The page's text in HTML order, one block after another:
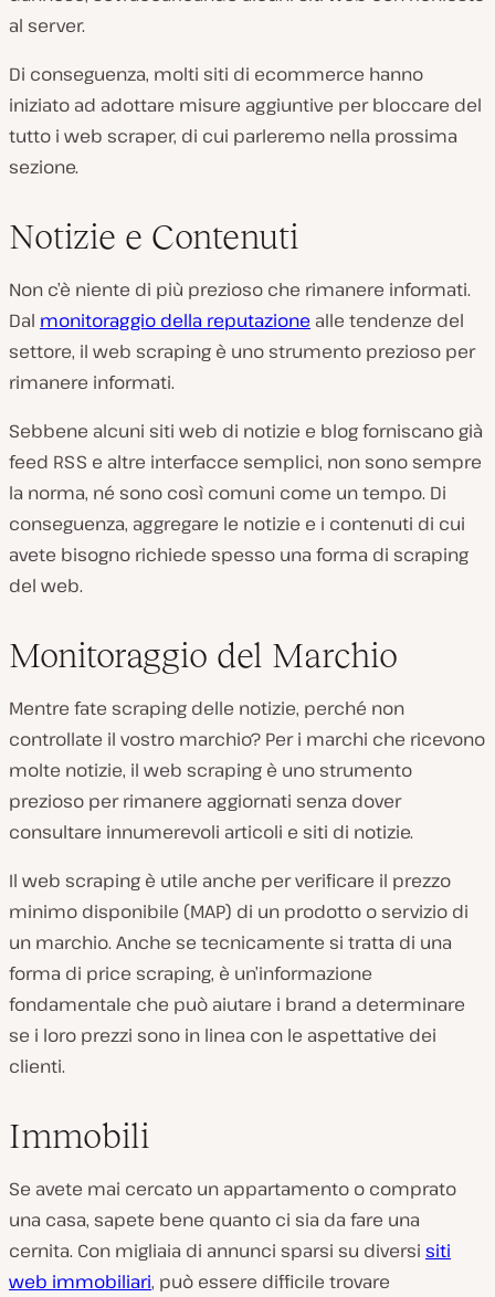
al server.
Di conseguenza, molti siti di ecommerce hanno
iniziato ad adottare misure aggiuntive per bloccare del
tutto i web scraper, di cui parleremo nella prossima
sezione.
Notizie e Contenuti
Non c’è niente di più prezioso che rimanere informati.
Dal monitoraggio della reputazione alle tendenze del
settore, il web scraping è uno strumento prezioso per
rimanere informati.
Sebbene alcuni siti web di notizie e blog forniscano già
feed RSS e altre interfacce semplici, non sono sempre
la norma, né sono così comuni come un tempo. Di
conseguenza, aggregare le notizie e i contenuti di cui
avete bisogno richiede spesso una forma di scraping
del web.
Monitoraggio del Marchio
Mentre fate scraping delle notizie, perché non
controllate il vostro marchio? Per i marchi che ricevono
molte notizie, il web scraping è uno strumento
prezioso per rimanere aggiornati senza dover
consultare innumerevoli articoli e siti di notizie.
Il web scraping è utile anche per verificare il prezzo
minimo disponibile (MAP) di un prodotto o servizio di
un marchio. Anche se tecnicamente si tratta di una
forma di price scraping, è un’informazione
fondamentale che può aiutare i brand a determinare
se i loro prezzi sono in linea con le aspettative dei
clienti.
Immobili
Se avete mai cercato un appartamento o comprato
una casa, sapete bene quanto ci sia da fare una
cernita. Con migliaia di annunci sparsi su diversi siti
web immobiliari, può essere difficile trovare